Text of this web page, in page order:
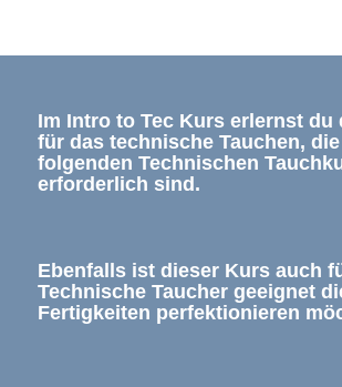
Im Intro to Tec Kurserlernst du
für das technische Tauchen,
folgenden Technischen
erforderlich sind.
Ebenfalls ist dieser Kurs auch
Technische Taucher geeignet
Fertigkeiten perfektionieren